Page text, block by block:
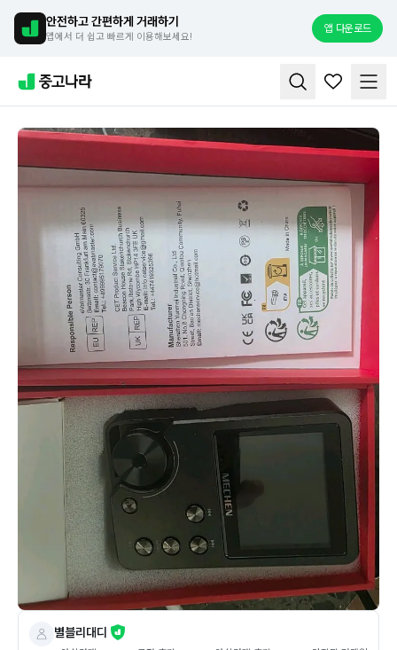
안전하고 간편하게 거래하기
앱에서 더 쉽고 빠르게 이용해보세요!
앱 다운로드
별블리대디